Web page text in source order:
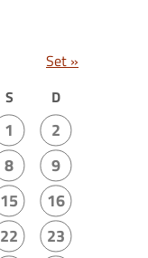
S D
1
2
8
9
15
16
22
23
Set »